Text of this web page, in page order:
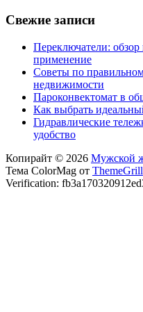
Свежие записи
Переключатели:
применение
Советы по
недвижимости
Пароконвектомат в
Как выбрать
Гидравлические
удобство
Копирайт © 2026 Мужской
Тема ColorMag от ThemeGrill
Verification: